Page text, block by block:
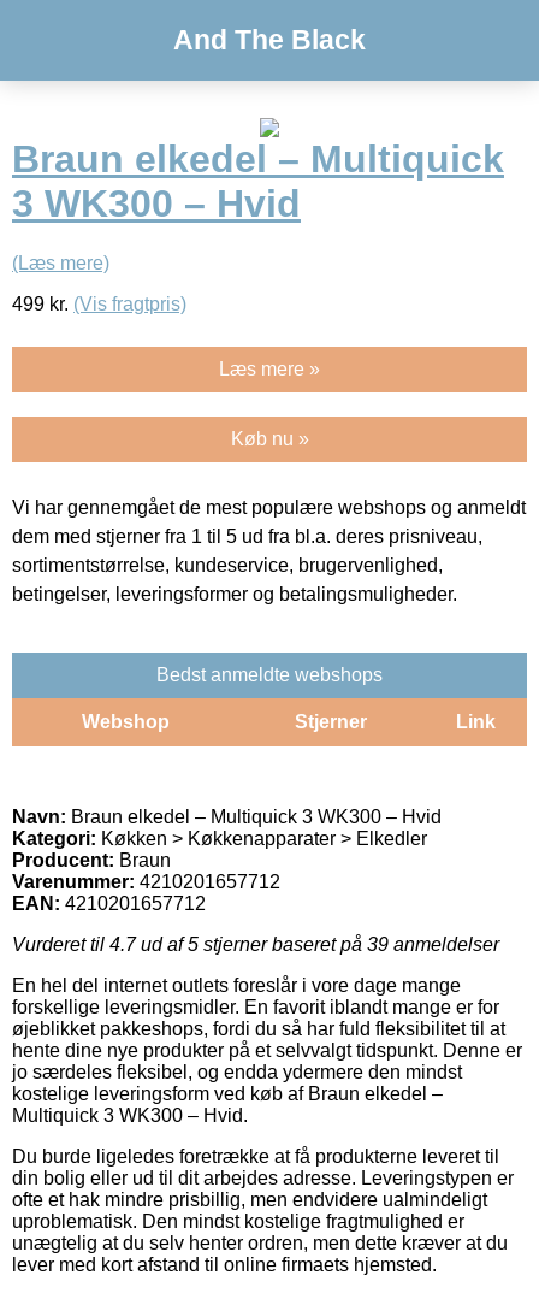
And The Black
Braun elkedel – Multiquick
3 WK300 – Hvid
(Læs mere)
499 kr. (Vis fragtpris)
Læs mere »
Køb nu »
Vi har gennemgået de mest populære webshops og anmeldt
dem med stjerner fra 1 til 5 ud fra bl.a. deres prisniveau,
sortimentstørrelse, kundeservice, brugervenlighed,
betingelser, leveringsformer og betalingsmuligheder.
Bedst anmeldte webshops
Webshop Stjerner Link
Navn: Braun elkedel – Multiquick 3 WK300 – Hvid
Kategori: Køkken > Køkkenapparater > Elkedler
Producent: Braun
Varenummer: 4210201657712
EAN: 4210201657712
Vurderet til 4.7ud af 5 stjerner baseret på 39 anmeldelser
En hel del internet outlets foreslår i vore dage mange
forskellige leveringsmidler. En favorit iblandt mange er for
øjeblikket pakkeshops, fordi du så har fuld fleksibilitet til at
hente dine nye produkter på et selvvalgt tidspunkt. Denne er
jo særdeles fleksibel, og endda ydermere den mindst
kostelige leveringsform ved køb af Braun elkedel –
Multiquick 3 WK300 – Hvid.
Du burde ligeledes foretrække at få produkterne leveret til
din bolig eller ud til dit arbejdes adresse. Leveringstypen er
ofte et hak mindre prisbillig, men endvidere ualmindeligt
uproblematisk. Den mindst kostelige fragtmulighed er
unægtelig at du selv henter ordren, men dette kræver at du
lever med kort afstand til online firmaets hjemsted.